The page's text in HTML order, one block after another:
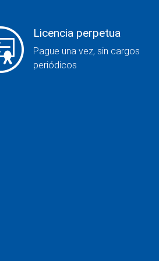
Licencia perpetua
Pague una vez, sin cargos
periódicos